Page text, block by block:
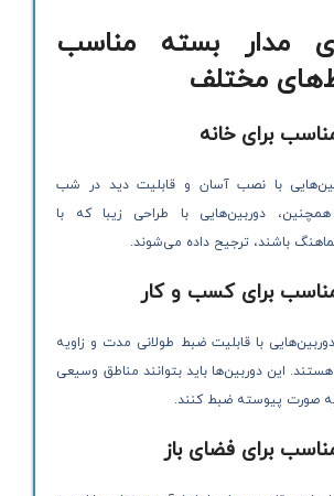
مدار بسته مناسب
مختلف
برای خانه
با نصب آسان و قابلیت دید در شب
دوربین‌هایی با طراحی زیبا که با
باشند، ترجیح داده می‌شوند.
برای کسب و کار
با قابلیت ضبط طولانی مدت و زاویه
این دوربین‌ها باید بتوانند مناطق وسیعی
صورت پیوسته ضبط کنند.
برای فضای باز